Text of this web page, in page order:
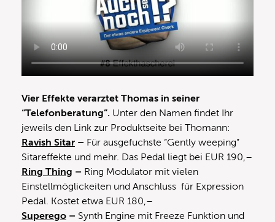
Vier Effekte verarztet Thomas in seiner
“Telefonberatung”. Unter den Namen findet Ihr
jeweils den Link zur Produktseite bei Thomann:
Ravish Sitar – Für ausgefuchste “Gently weeping”
Sitareffekte und mehr. Das Pedal liegt bei EUR 190,–
Ring Thing – Ring Modulator mit vielen
Einstellmöglickeiten und Anschluss für Expression
Pedal. Kostet etwa EUR 180,–
Superego – Synth Engine mit Freeze Funktion und